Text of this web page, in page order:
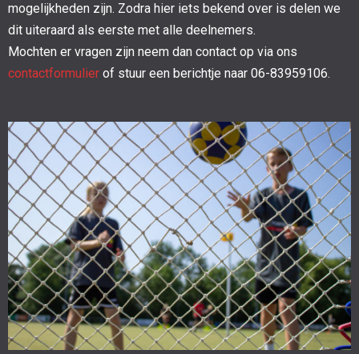
mogelijkheden zijn. Zodra hier iets bekend over is delen we
dit uiteraard als eerste met alle deelnemers.
Mochten er vragen zijn neem dan contact op via ons
contactformulier of stuur een berichtje naar 06-83959106.